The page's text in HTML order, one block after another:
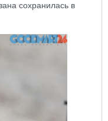
сохранилась в